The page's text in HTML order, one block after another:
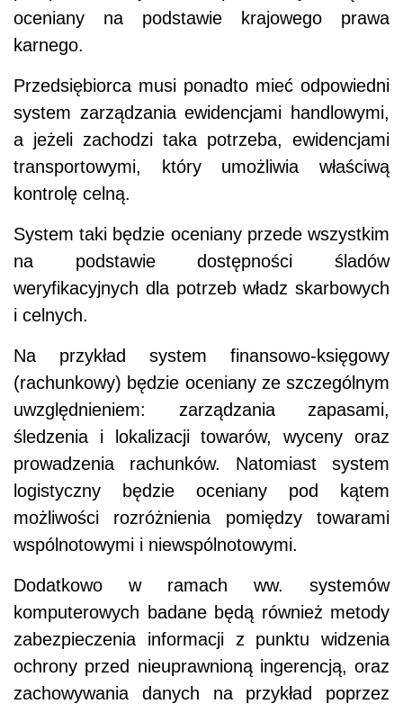
oceniany na podstawie krajowego prawa
karnego.
Przedsiębiorca musi ponadto mieć odpowiedni
system zarządzania ewidencjami handlowymi,
a jeżeli zachodzi taka potrzeba, ewidencjami
transportowymi, który umożliwia właściwą
kontrolę celną.
System taki będzie oceniany przede wszystkim
na podstawie dostępności śladów
weryfikacyjnych dla potrzeb władz skarbowych
i celnych.
Na przykład system finansowo-księgowy
(rachunkowy) będzie oceniany ze szczególnym
uwzględnieniem: zarządzania zapasami,
śledzenia i lokalizacji towarów, wyceny oraz
prowadzenia rachunków. Natomiast system
logistyczny będzie oceniany pod kątem
możliwości rozróżnienia pomiędzy towarami
wspólnotowymi i niewspólnotowymi.
Dodatkowo w ramach ww. systemów
komputerowych badane będą również metody
zabezpieczenia informacji z punktu widzenia
ochrony przed nieuprawnioną ingerencją, oraz
zachowywania danych na przykład poprzez